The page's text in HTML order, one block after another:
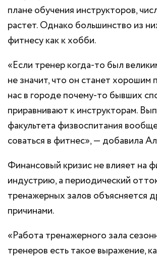
плане обучения инструкторов,
растет. Однако большинство из
фитнесу как к хобби.
«Если тренер когда-то был
не значит, что он станет хорошим
нас в городе почему-то бывших
приравнивают к инструкторам.
факультета физвоспитания
соваться в фитнес», — добавила
Финансовый кризис не влияет на
индустрию, а периодический
тренажерных залов объясняется
причинами.
«Работа тренажерного зала
тренеров есть такое выражение,